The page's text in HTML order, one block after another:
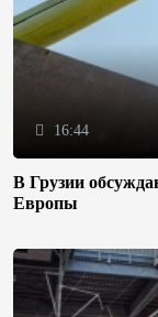
16:44
В Грузии
Европы